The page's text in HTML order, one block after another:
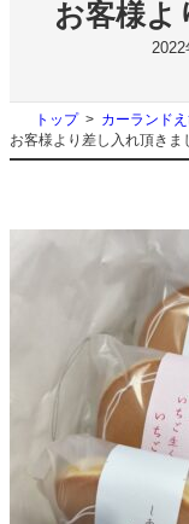
お客様よ
2022
トップ カーランド
お客様より差し入れ頂きま